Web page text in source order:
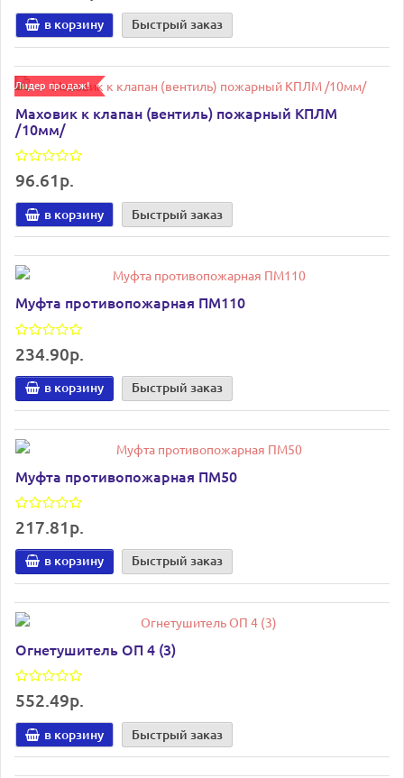
в корзину Быстрый заказ
Лидер продаж!
Маховик к клапан (вентиль) пожарный КПЛМ
/10мм/
96.61р.
в корзину Быстрый заказ
Муфта противопожарная ПМ110
234.90р.
в корзину Быстрый заказ
Муфта противопожарная ПМ50
217.81р.
в корзину Быстрый заказ
Огнетушитель ОП 4 (3)
552.49р.
в корзину Быстрый заказ